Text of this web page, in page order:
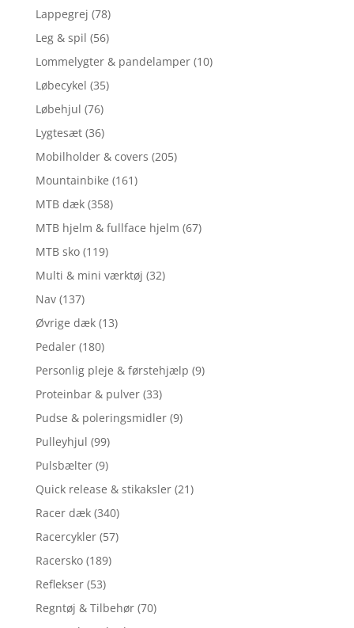
Lappegrej (78)
Leg & spil (56)
Lommelygter & pandelamper (10)
Løbecykel (35)
Løbehjul (76)
Lygtesæt (36)
Mobilholder & covers (205)
Mountainbike (161)
MTB dæk (358)
MTB hjelm & fullface hjelm (67)
MTB sko (119)
Multi & mini værktøj (32)
Nav (137)
Øvrige dæk (13)
Pedaler (180)
Personlig pleje & førstehjælp (9)
Proteinbar & pulver (33)
Pudse & poleringsmidler (9)
Pulleyhjul (99)
Pulsbælter (9)
Quick release & stikaksler (21)
Racer dæk (340)
Racercykler (57)
Racersko (189)
Reflekser (53)
Regntøj & Tilbehør (70)